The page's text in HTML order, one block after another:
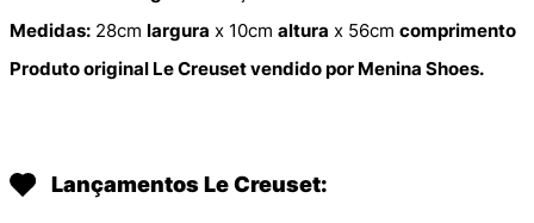
Medidas: 28cm largura x 10cm altura x 56cm comprimento
Produto original Le Creuset vendido por Menina Shoes.
Lançamentos Le Creuset: